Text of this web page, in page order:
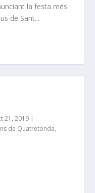
la festa més
de Sant...
21, 2019 |
de Quatretonda,